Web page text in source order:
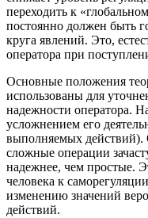
переходить к
постоянно должен быть
круга явлений. Это,
оператора при
Основные положения
использованы для
надежности оператора.
усложнением его
выполняемых действий).
сложные операции
надежнее, чем простые.
человека к
изменению значений
действий.